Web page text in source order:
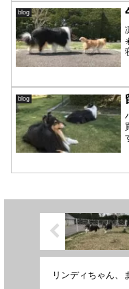
blog
blog
リンディちゃん、